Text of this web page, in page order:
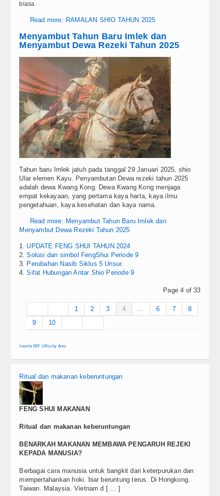
biasa.
Read more: RAMALAN SHIO TAHUN 2025
Menyambut Tahun Baru Imlek dan
Menyambut Dewa Rezeki Tahun 2025
Tahun baru Imlek jatuh pada tanggal 29 Januari 2025, shio
Ular elemen Kayu. Penyambutan Dewa rezeki tahun 2025
adalah dewa Kwang Kong. Dewa Kwang Kong menjaga
empat kekayaan, yang pertama kaya harta, kaya ilmu
pengetahuan, kaya kesehatan dan kaya nama.
Read more: Menyambut Tahun Baru Imlek dan
Menyambut Dewa Rezeki Tahun 2025
UPDATE FENG SHUI TAHUN 2024
Solusi dan simbol FengShui Periode 9
Perubahan Nasib Siklus 5 Unsur.
Sifat Hubungan Antar Shio Periode 9
Page 4 of 33
1 2 3 4 ... 6 7
8
9
10
Joomla SEF URLs by Artio
Ritual dan makanan keberuntungan
FENG SHUI MAKANAN
Ritual dan makanan keberuntungan
BENARKAH MAKANAN MEMBAWA PENGARUH REJEKI
KEPADA MANUSIA?
Berbagai cara manusia untuk bangkit dari keterpurukan dan
mempertahankan hoki. biar beruntung terus. Di Hongkong.
Taiwan. Malaysia. Vietnam d [ ... ]